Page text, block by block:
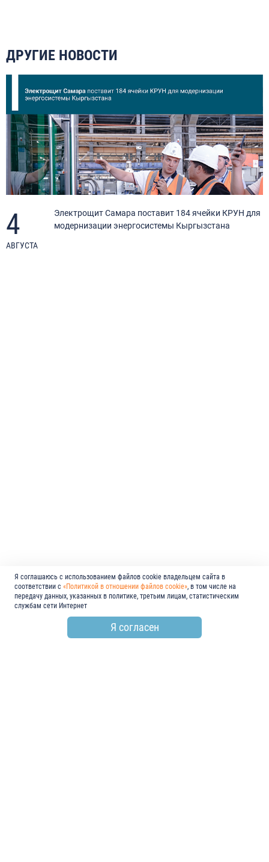
ДРУГИЕ НОВОСТИ
4
АВГУСТА
Электрощит Самара поставит 184 ячейки КРУН для
модернизации энергосистемы Кыргызстана
Я соглашаюсь с использованием файлов cookie владельцем сайта в
соответствии с «Политикой в отношении файлов cookie», в том числе на
передачу данных, указанных в политике, третьим лицам, статистическим
службам сети Интернет
Я согласен